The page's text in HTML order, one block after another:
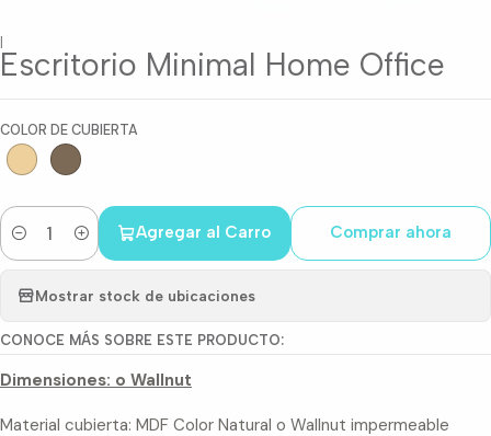
|
Escritorio Minimal Home Office
COLOR DE CUBIERTA
Cantidad
Agregar al Carro Comprar ahora
Mostrar stock de ubicaciones
CONOCE MÁS SOBRE ESTE PRODUCTO:
Dimensiones: o Wallnut
Material cubierta: MDF Color Natural o Wallnut impermeable